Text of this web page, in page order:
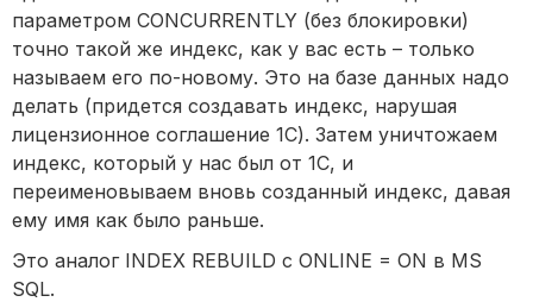
параметром CONCURRENTLY (без блокировки)
точно такой же индекс, как у вас есть – только
называем его по-новому. Это на базе данных надо
делать (придется создавать индекс, нарушая
лицензионное соглашение 1С). Затем уничтожаем
индекс, который у нас был от 1С, и
переименовываем вновь созданный индекс, давая
ему имя как было раньше.
Это аналог INDEX REBUILD с ONLINE = ON в MS
SQL.